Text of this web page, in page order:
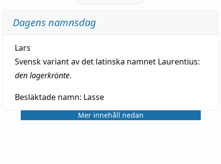
Dagens namnsdag
Lars
Svensk variant av det latinska namnet Laurentius:
den lagerkrönte.
Besläktade namn: Lasse
Mer innehåll nedan